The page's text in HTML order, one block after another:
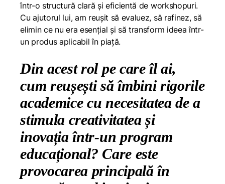
într-o structură clară și eficientă de workshopuri.
Cu ajutorul lui, am reușit să evaluez, să rafinez, să
elimin ce nu era esențial și să transform ideea într-
un produs aplicabil în piață.
Din acest rol pe care îl ai,
cum reușești să îmbini rigorile
academice cu necesitatea de a
stimula creativitatea și
inovația într-un program
educațional? Care este
provocarea principală în